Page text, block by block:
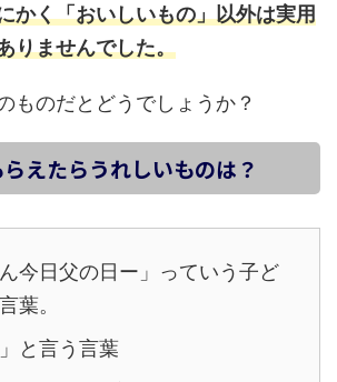
かく「おいしいもの」以外は実用
りませんでした。
ものだとどうでしょうか？
えたらうれしいものは？
ん今日父の日ー」っていう子ど
葉。
」と言う言葉